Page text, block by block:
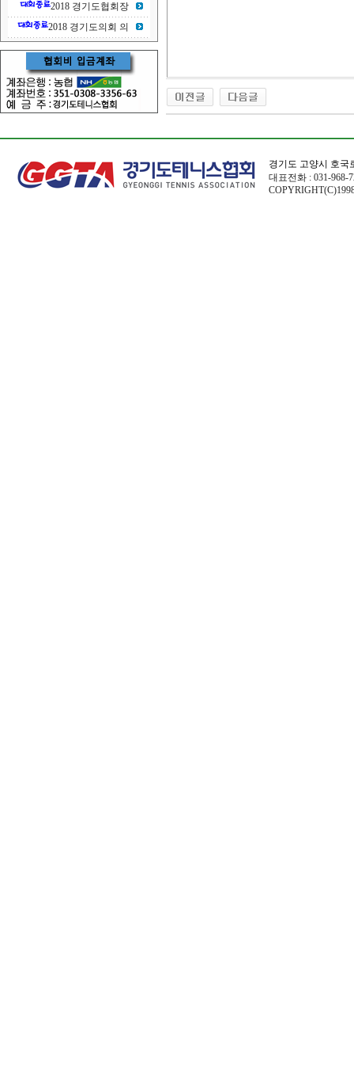
2018 경기도협회장
2018 경기도의회 의
경기도 고양시 호국
대표전화 : 031-968-